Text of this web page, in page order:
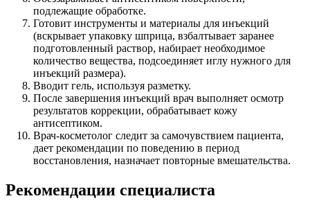
подлежащие обработке.
Готовит инструменты и материалы для инъекций
(вскрывает упаковку шприца, взбалтывает заранее
подготовленный раствор, набирает необходимое
количество вещества, подсоединяет иглу нужного для
инъекций размера).
Вводит гель, используя разметку.
После завершения инъекций врач выполняет осмотр
результатов коррекции, обрабатывает кожу
антисептиком.
Врач-косметолог следит за самочувствием пациента,
дает рекомендации по поведению в период
восстановления, назначает повторные вмешательства.
Рекомендации специалиста